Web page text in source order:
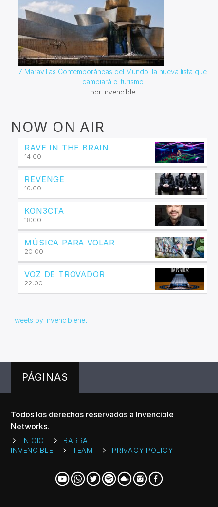
7 Maravillas Contemporáneas del Mundo: la nueva lista que
cambiará el turismo
por Invencible
NOW ON AIR
RAVE IN THE BRAIN
14:00
REVENGE
16:00
KON3CTA
18:00
MÚSICA PARA VOLAR
20:00
VOZ DE TROVADOR
22:00
Tweets by Invenciblenet
PÁGINAS
Todos los derechos reservados a Invencible
Networks.
INICIO
BARRA
INVENCIBLE
TEAM PRIVACY POLICY